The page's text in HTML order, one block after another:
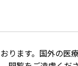
ります。国外の医